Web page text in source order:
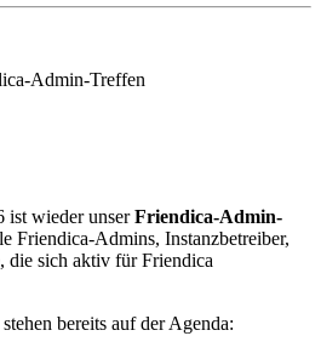
Admin-Treffen
ist wieder unserFriendica-Admin-
Friendica-Admins, Instanzbetreiber,
die sich aktiv für Friendica
bereits auf der Agenda: